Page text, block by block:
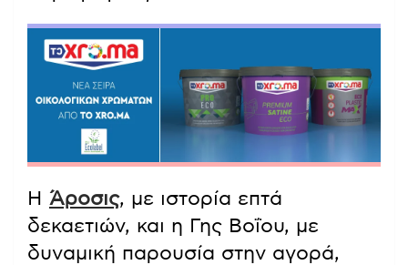
Η Άροσις, με ιστορία επτά
δεκαετιών, και η Γης Βοΐου, με
δυναμική παρουσία στην αγορά,